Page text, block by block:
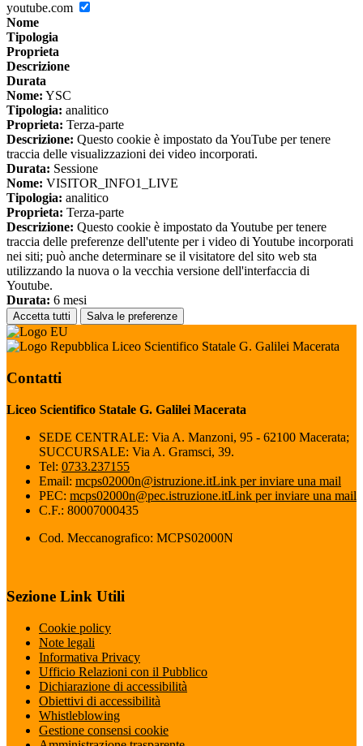
youtube.com
Nome
Tipologia
Proprieta
Descrizione
Durata
Nome: YSC
Tipologia: analitico
Proprieta: Terza-parte
Descrizione: Questo cookie è impostato da YouTube per tenere
traccia delle visualizzazioni dei video incorporati.
Durata: Sessione
Nome: VISITOR_INFO1_LIVE
Tipologia: analitico
Proprieta: Terza-parte
Descrizione: Questo cookie è impostato da Youtube per tenere
traccia delle preferenze dell'utente per i video di Youtube incorporati
nei siti; può anche determinare se il visitatore del sito web sta
utilizzando la nuova o la vecchia versione dell'interfaccia di
Youtube.
Durata: 6 mesi
Accetta tutti Salva le preferenze
Liceo Scientifico Statale G. Galilei Macerata
Contatti
Liceo Scientifico Statale G. Galilei Macerata
SEDE CENTRALE: Via A. Manzoni, 95 - 62100 Macerata;
SUCCURSALE: Via A. Gramsci, 39.
Tel: 0733.237155
Email: mcps02000n@istruzione.itLink per inviare una mail
PEC: mcps02000n@pec.istruzione.itLink per inviare una mail
C.F.: 80007000435
Cod. Meccanografico: MCPS02000N
Sezione Link Utili
Cookie policy
Note legali
Informativa Privacy
Ufficio Relazioni con il Pubblico
Dichiarazione di accessibilità
Obiettivi di accessibilità
Whistleblowing
Gestione consensi cookie